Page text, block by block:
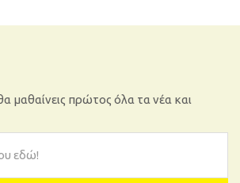
μαθαίνεις πρώτος όλα τα νέα και